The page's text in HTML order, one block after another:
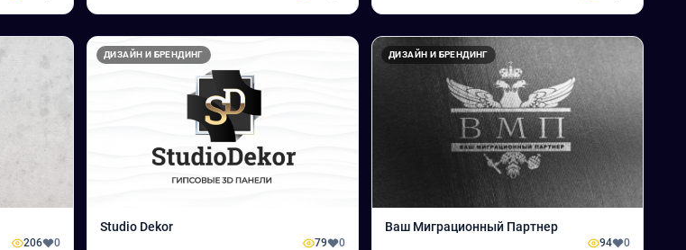
206 0
ДИЗАЙН И БРЕНДИНГ
Studio Dekor
79 0
ДИЗАЙН И БРЕНДИНГ
Ваш Миграционный Партнер
94 0